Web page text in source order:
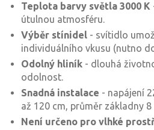
Teplota barvy světla 3000 K
útulnou atmosféru.
Výběr stínidel - svítidlo
individuálního vkusu (nutno
Odolný hliník - dlouhá
odolnost.
Snadná instalace - napájení
až 120 cm, průměr základny 8
Není určeno pro vlhké